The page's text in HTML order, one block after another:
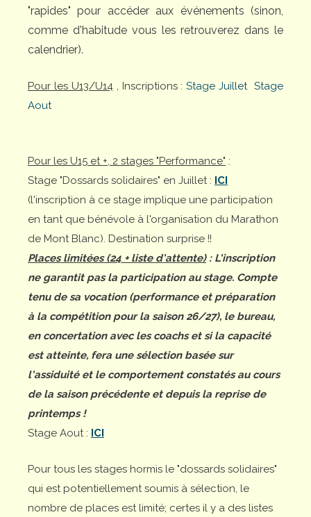
"rapides" pour accéder aux événements (sinon,
comme d'habitude vous les retrouverez dans le
calendrier).
Pour les U13/U14, Inscriptions :Stage Juillet Stage
Aout
Pour les U15 et +, 2 stages "Performance" :
Stage "Dossards solidaires" en Juillet : ICI
(l'inscription à ce stage implique une participation
en tant que bénévole à l'organisation du Marathon
de Mont Blanc). Destination surprise !!
Places limitées (24 + liste d'attente): L'inscription
ne garantit pas la participation au stage. Compte
tenu de sa vocation (performance et préparation
à la compétition pour la saison 26/27), le bureau,
en concertation avec les coachs et si la capacité
est atteinte, fera une sélection basée sur
l'assiduité et le comportement constatés au cours
de la saison précédente et depuis la reprise de
printemps !
Stage Aout : ICI
Pour tous les stages hormis le "dossards solidaires"
qui est potentiellement soumis à sélection, le
nombre de places est limité; certes il y a des listes